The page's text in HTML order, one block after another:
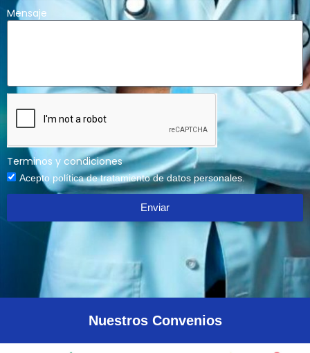
Mensaje
Terminos y condiciones
Acepto política de tratamiento de datos personales.
Enviar
Nuestros Convenios